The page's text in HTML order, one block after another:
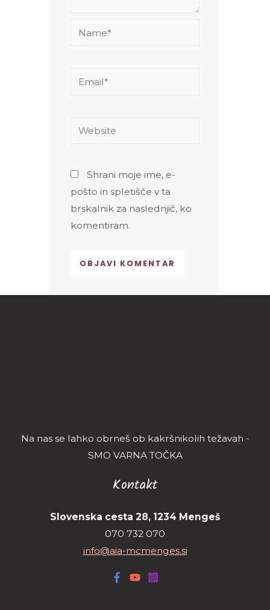
Name*
Email*
Website
Shrani moje ime, e-
pošto in spletišče v ta
brskalnik za naslednjič, ko
komentiram.
Na nas se lahko obrneš ob kakršnikolih težavah -
SMO VARNA TOČKA
Kontakt
Slovenska cesta 28, 1234 Mengeš
070 732 070
info@aia-mcmenges.si